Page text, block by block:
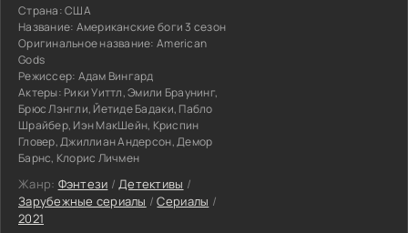
Страна:США
Название: Американские боги 3 сезон
Оригинальное название: American
Gods
Режиссер: Адам Вингард
Актеры: Рики Уиттл, Эмили Браунинг,
Брюс Лэнгли, Йетиде Бадаки, Пабло
Шрайбер, Иэн МакШейн, Криспин
Гловер, Джиллиан Андерсон, Демор
Барнс, Клорис Личмен
Жанр: Фэнтези /Детективы /
Зарубежные сериалы /Сериалы /
2021